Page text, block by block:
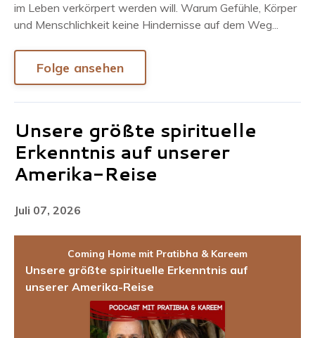
im Leben verkörpert werden will. Warum Gefühle, Körper
und Menschlichkeit keine Hindernisse auf dem Weg...
Folge ansehen
Unsere größte spirituelle
Erkenntnis auf unserer
Amerika-Reise
Juli 07, 2026